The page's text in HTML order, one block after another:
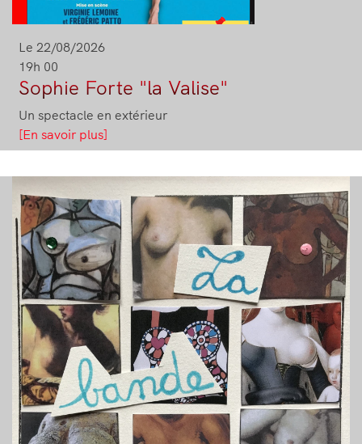
Le 22/08/2026
19h 00
Sophie Forte "la Valise"
Un spectacle en extérieur
Image